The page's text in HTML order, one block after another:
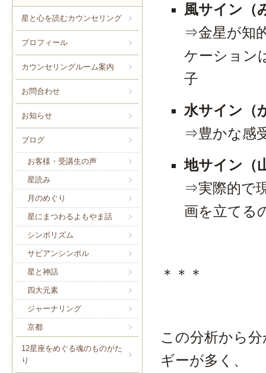
星と心を読むカウンセリング
プロフィール
カウンセリングルーム案内
お問合わせ
お知らせ
ブログ
お客様・受講生の声
星読み
月のめぐり
星にまつわるよもやま話
シンボリズム
サビアンシンボル
星と神話
四大元素
ジャーナリング
京都
12星座をめぐる魂のものがた
り
風サイン（
⇒金星が知
ケーション
子
水サイン（
⇒豊かな感
地サイン（
⇒実際的で
画を立てる
＊＊＊
この分析から
ギーが多く、